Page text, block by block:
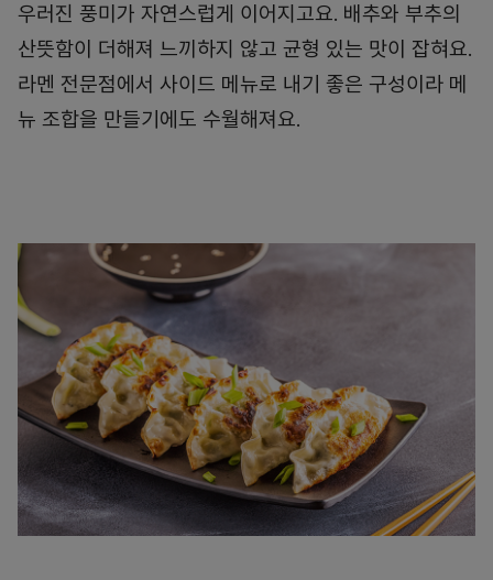
우러진 풍미가 자연스럽게 이어지고요. 배추와 부추의
산뜻함이 더해져 느끼하지 않고 균형 있는 맛이 잡혀요.
라멘 전문점에서 사이드 메뉴로 내기 좋은 구성이라 메
뉴 조합을 만들기에도 수월해져요.